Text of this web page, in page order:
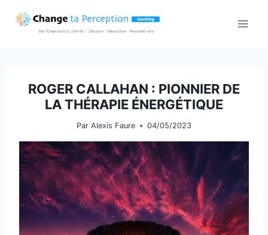
ROGER CALLAHAN : PIONNIER DE
LA THÉRAPIE ÉNERGÉTIQUE
Par Alexis Faure 04/05/2023